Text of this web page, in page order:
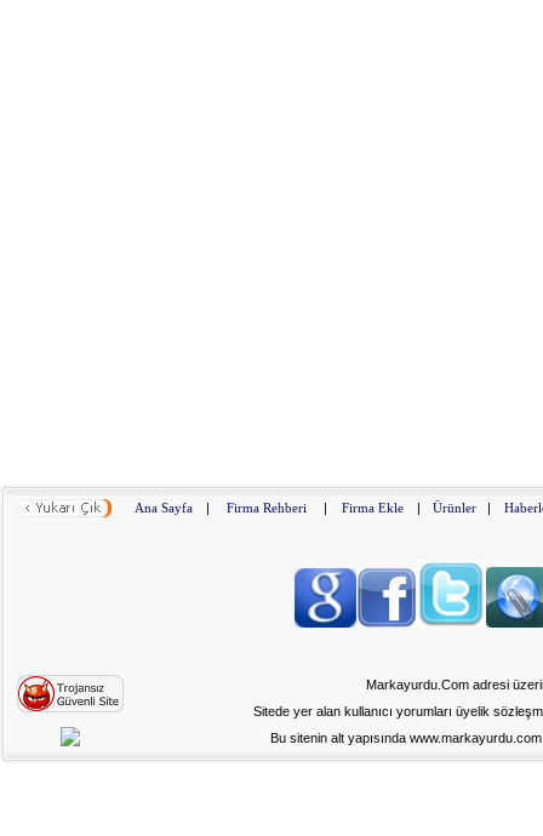
Ana Sayfa | Firma Rehberi | Firma Ekle | Ürünler |
Markayurdu.Com adresi
Sitede yer alan kullanıcı yorumları üyelik
Bu sitenin alt yapısında www.markayurdu.com